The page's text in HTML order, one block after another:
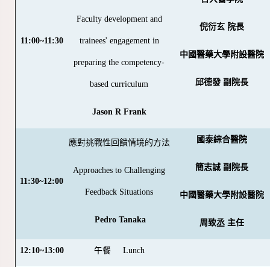
11:00~11:30
Faculty development and
trainees' engagement in
preparing the competency-
based curriculum
Jason R Frank
倪衍玄 院長
中國醫藥大學附設醫院
邱德發 副院長
11:30~12:00
應對挑戰性回饋情境的方法
Approaches to Challenging
Feedback Situations
Pedro Tanaka
國泰綜合醫院
簡志誠 副院長
中國醫藥大學附設醫院
周致丞 主任
12:10~13:00 午餐 Lunch